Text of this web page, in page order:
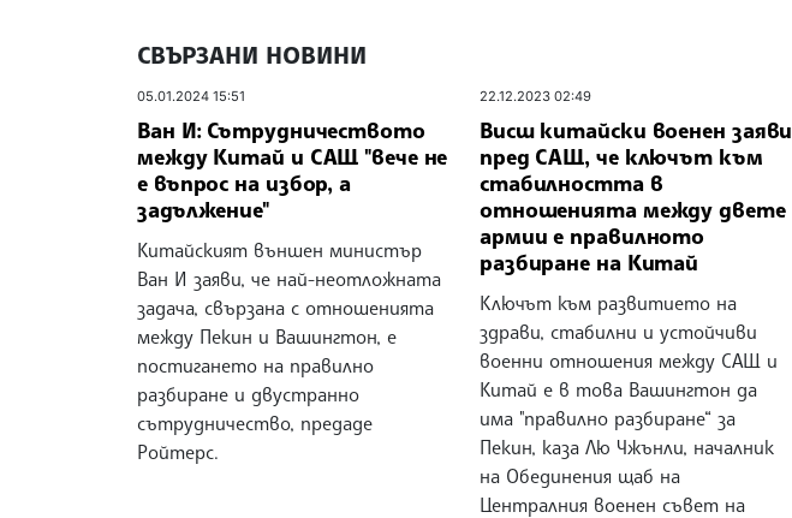
СВЪРЗАНИ НОВИНИ
05.01.2024 15:51
Ван И: Сътрудничеството
между Китай и САЩ "вече не
е въпрос на избор, а
задължение"
Китайският външен министър
Ван И заяви, че най-неотложната
задача, свързана с отношенията
между Пекин и Вашингтон, е
постигането на правилно
разбиране и двустранно
сътрудничество, предаде
Ройтерс.
22.12.2023 02:49
Висш китайски военен заяви
пред САЩ, че ключът към
стабилността в
отношенията между двете
армии е правилното
разбиране на Китай
Ключът към развитието на
здрави, стабилни и устойчиви
военни отношения между САЩ и
Китай е в това Вашингтон да
има "правилно разбиране“ за
Пекин, каза Лю Чжънли, началник
на Обединения щаб на
Централния военен съвет на